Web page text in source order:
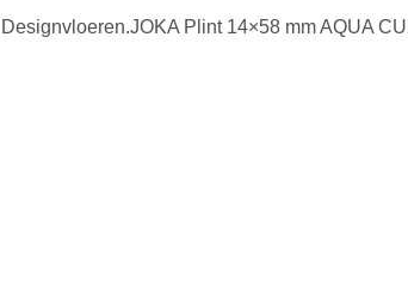
Plint 14×58 mm AQUA